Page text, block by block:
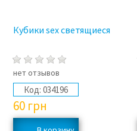
Кубики sex светящиеся
нет отзывов
Код: 034196
60 грн